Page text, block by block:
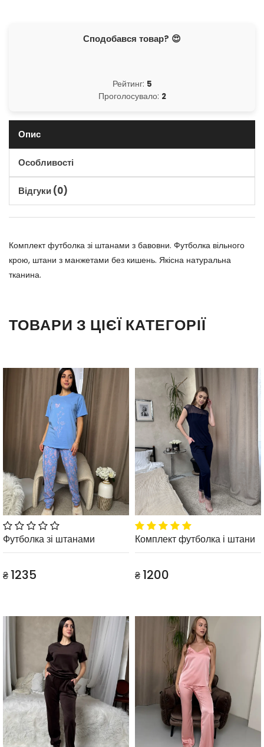
Сподобався товар? 😍
Рейтинг: 5
Проголосувало: 2
Опис
Особливості
Відгуки (0)
Комплект футболка зі штанами з бавовни. Футболка вільного
крою, штани з манжетами без кишень. Якісна натуральна
тканина.
ТОВАРИ З ЦІЄЇ КАТЕГОРІЇ
Футболка зі штанами
₴ 1235
Комплект футболка і штани
₴ 1200